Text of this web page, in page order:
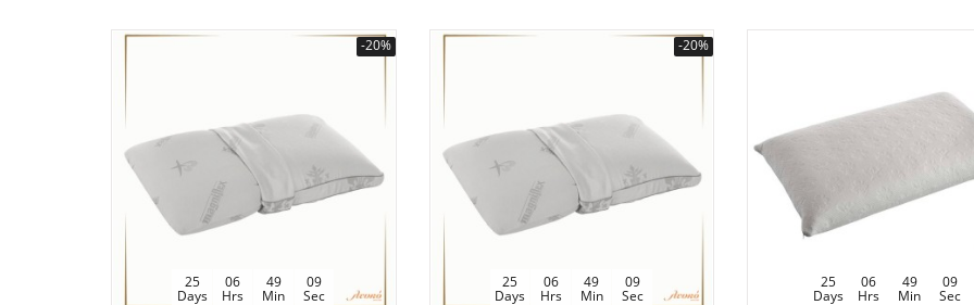
-20%
25
Days
06
Hrs
49
Min
08
Sec
-20%
25
Days
06
Hrs
49
Min
08
Sec
25
Days
06
Hrs
49
Min
08
Sec